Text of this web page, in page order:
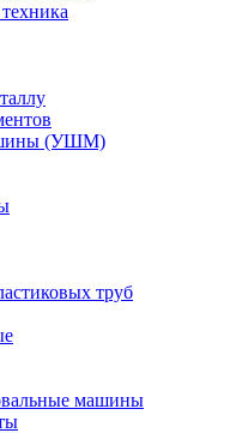
(УШМ)
труб
машины